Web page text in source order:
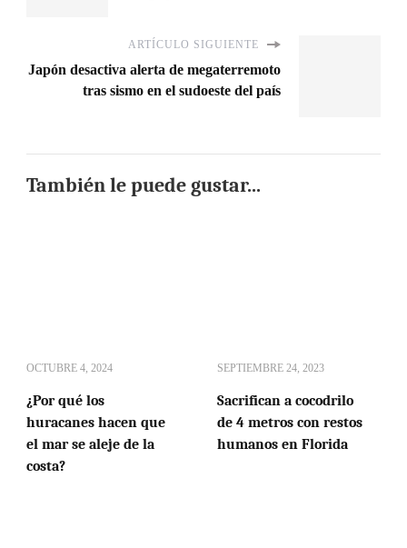
ARTÍCULO SIGUIENTE
Japón desactiva alerta de megaterremoto
tras sismo en el sudoeste del país
También le puede gustar...
OCTUBRE 4, 2024
¿Por qué los
huracanes hacen que
el mar se aleje de la
costa?
SEPTIEMBRE 24, 2023
Sacrifican a cocodrilo
de 4 metros con restos
humanos en Florida